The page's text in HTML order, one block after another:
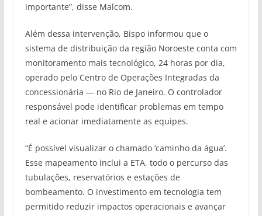
importante”, disse Malcom.
Além dessa intervenção, Bispo informou que o
sistema de distribuição da região Noroeste conta com
monitoramento mais tecnológico, 24 horas por dia,
operado pelo Centro de Operações Integradas da
concessionária — no Rio de Janeiro. O controlador
responsável pode identificar problemas em tempo
real e acionar imediatamente as equipes.
“É possível visualizar o chamado ‘caminho da água’.
Esse mapeamento inclui a ETA, todo o percurso das
tubulações, reservatórios e estações de
bombeamento. O investimento em tecnologia tem
permitido reduzir impactos operacionais e avançar